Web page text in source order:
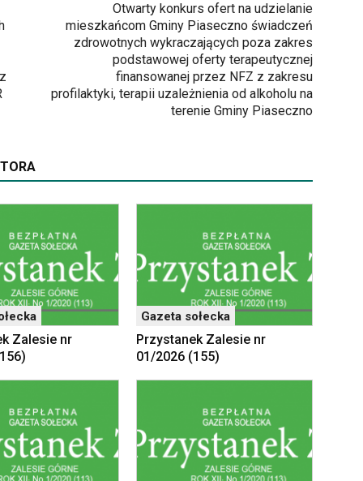
Otwarty konkurs ofert na udzielanie
mieszkańcom Gminy Piaseczno świadczeń
zdrowotnych wykraczających poza zakres
podstawowej oferty terapeutycznej
finansowanej przez NFZ z zakresu
profilaktyki, terapii uzależnienia od alkoholu na
terenie Gminy Piaseczno
Zalesie nr
Gazeta sołecka
Przystanek Zalesie nr
01/2026 (155)